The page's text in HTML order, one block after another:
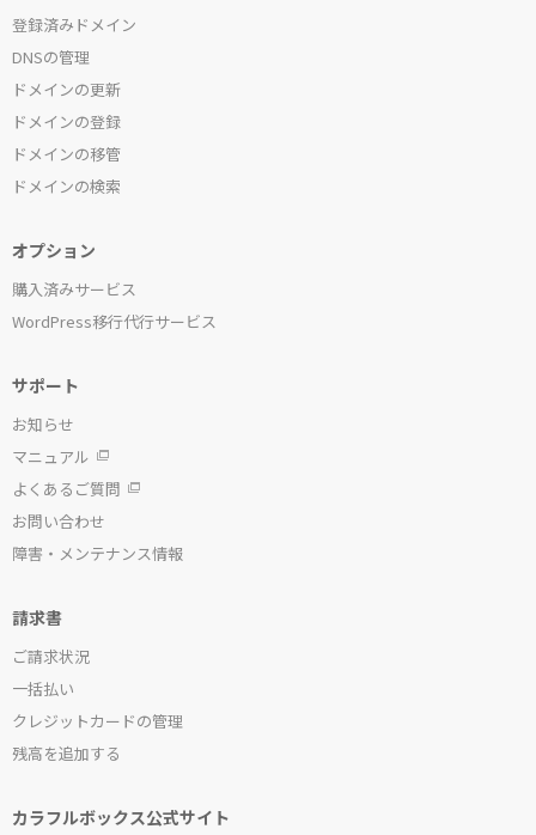
登録済みドメイン
DNSの管理
ドメインの更新
ドメインの登録
ドメインの移管
ドメインの検索
オプション
購入済みサービス
WordPress移行代行サービス
サポート
お知らせ
マニュアル
よくあるご質問
お問い合わせ
障害・メンテナンス情報
請求書
ご請求状況
一括払い
クレジットカードの管理
残高を追加する
カラフルボックス公式サイト